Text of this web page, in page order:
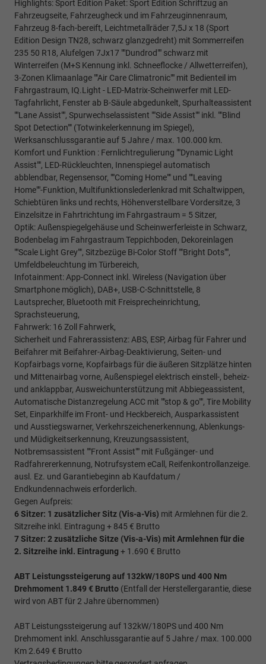
Highlights: Sport Edition Paket: Sport Edition Schriftzug an
Fahrzeugseite, Fahrzeugheck und im Fahrzeuginnenraum,
Fahrzeug 8-fach-bereift, Leichtmetallräder 7,5J x 18 (Sport
Edition Design TN28, schwarz glanzgedreht) mit Sommerreifen
235 50 R18, Alufelgen 7Jx17 ""Dundrod"" schwarz mit
Winterreifen (M+S Kennung inkl. Schneeflocke / Allwetterreifen),
3-Zonen Klimaanlage ""Air Care Climatronic"" mit Bedienteil im
Fahrgastraum, IQ.Light - LED-Matrix-Scheinwerfer mit LED-
Tagfahrlicht, Fenster ab B-Säule abgedunkelt, Spurhalteassistent
""Lane Assist"", Spurwechselassistent ""Side Assist"" inkl. ""Blind
Spot Detection"" (Totwinkelerkennung im Spiegel),
Werksanschlussgarantie auf 5 Jahre / max. 100.000 km.
Komfort und Funktion : Fernlichtregulierung ""Dynamic Light
Assist"", LED-Rückleuchten, Innenspiegel automatisch
abblendbar, Regensensor, ""Coming Home"" und ""Leaving
Home""-Funktion, Multifunktionslederlenkrad mit Schaltwippen,
Schiebtüren links und rechts, Höhenverstellbare Vordersitze, 3
Einzelsitze in Fahrtrichtung im Fahrgastraum = 5 Sitzer,
Optik: Außenspiegelgehäuse und Scheinwerferleiste in Schwarz,
Bodenbelag im Fahrgastraum Teppichboden, Dekoreinlagen
""Scale Light Grey"", Sitzbezüge Bi-Color Stoff ""Bright Dots"",
Umfeldbeleuchtung im Türbereich,
Infotainment: App-Connect inkl. Wireless (Navigation über
Smartphone möglich), DAB+, USB-C-Schnittstelle, 8
Lautsprecher, Bluetooth mit Freisprecheinrichtung,
Sprachsteuerung,
Fahrwerk: 16 Zoll Fahrwerk,
Sicherheit und Fahrerassistenz: ABS, ESP, Airbag für Fahrer und
Beifahrer mit Beifahrer-Airbag-Deaktivierung, Seiten- und
Kopfairbags vorne, Kopfairbags für die äußeren Sitzplätze hinten
und Mittenairbag vorne, Außenspiegel elektrisch einstell-, beheiz-
und anklappbar, Ausweichunterstützung mit Abbiegeassistent,
Automatische Distanzregelung ACC mit ""stop & go"", Tire Mobility
Set, Einparkhilfe im Front- und Heckbereich, Ausparkassistent
und Ausstiegswarner, Verkehrszeichenerkennung, Ablenkungs-
und Müdigkeitserkennung, Kreuzungsassistent,
Notbremsassistent ""Front Assist"" mit Fußgänger- und
Radfahrererkennung, Notrufsystem eCall, Reifenkontrollanzeige.
ausl. Ez. und Garantiebeginn ab Kaufdatum /
Endkundennachweis erforderlich.
Gegen Aufpreis:
6 Sitzer: 1 zusätzlicher Sitz (Vis-a-Vis) mit Armlehnen für die 2.
Sitzreihe inkl. Eintragung + 845 € Brutto
7 Sitzer: 2 zusätzliche Sitze (Vis-a-Vis) mit Armlehnen für die
2. Sitzreihe inkl. Eintragung + 1.690 € Brutto
ABT Leistungssteigerung auf 132kW/180PS und 400 Nm
Drehmoment 1.849 € Brutto (Entfall der Herstellergarantie, diese
wird von ABT für 2 Jahre übernommen)
ABT Leistungssteigerung auf 132kW/180PS und 400 Nm
Drehmoment inkl. Anschlussgarantie auf 5 Jahre / max. 100.000
Km 2.649 € Brutto